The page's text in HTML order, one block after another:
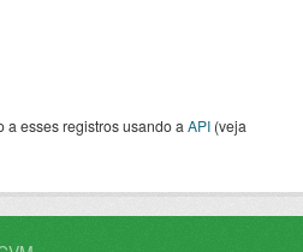
a esses registros usando a API (veja